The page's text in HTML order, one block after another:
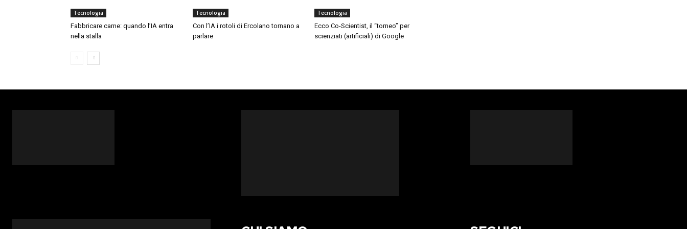
Tecnologia
Fabbricare carne: quando l’IA entra
nella stalla
Tecnologia
Con l’IA i rotoli di Ercolano tornano a
parlare
Tecnologia
Ecco Co-Scientist, il “torneo” per
scienziati (artificiali) di Google